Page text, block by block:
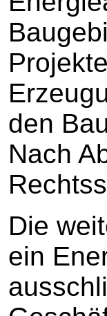
den
Nach
Die
ein